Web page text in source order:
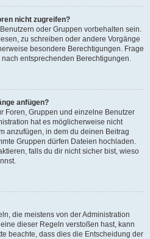
nicht zugreifen?
oder Gruppen vorbehalten sein.
zu schreiben oder andere Vorgänge
besondere Berechtigungen. Frage
entsprechenden Berechtigungen.
anfügen?
Foren, Gruppen und einzelne Benutzer
hat es möglicherweise nicht
anzufügen, in dem du deinen Beitrag
Gruppen dürfen Dateien hochladen.
falls du dir nicht sicher bist, wieso
die meistens von der Administration
dieser Regeln verstoßen hast, kann
beachte, dass dies die Entscheidung der